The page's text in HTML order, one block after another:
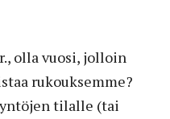
olla vuosi, jolloin
rukouksemme?
tilalle (tai